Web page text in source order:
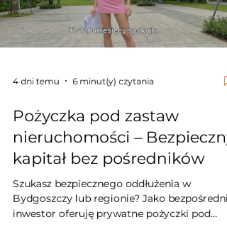
4 dni temu 6 minut(y) czytania
Pożyczka pod zastaw
nieruchomości – Bezpieczny
kapitał bez pośredników
Szukasz bezpiecznego oddłużenia w
Bydgoszczy lub regionie? Jako bezpośredni
inwestor oferuję prywatne pożyczki pod